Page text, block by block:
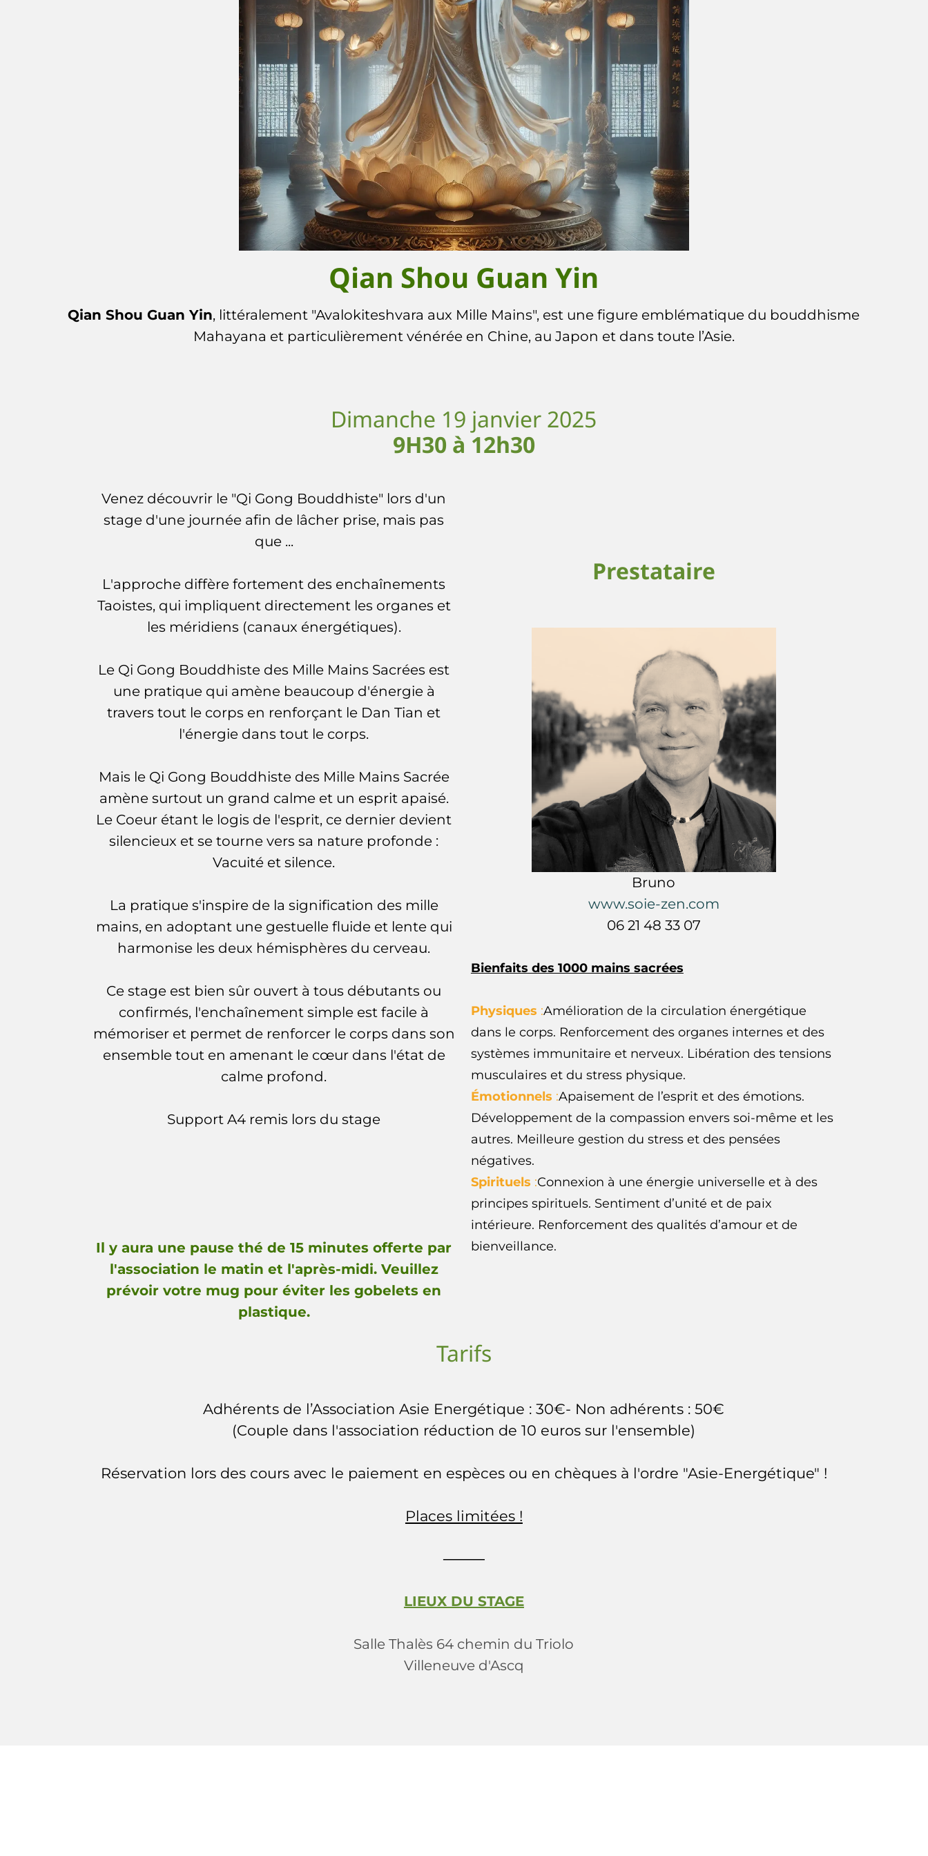
Qian Shou Guan Yin
Qian Shou Guan Yin, littéralement "Avalokiteshvara aux Mille Mains", est une figure emblématique du bouddhisme
Mahayana et particulièrement vénérée en Chine, au Japon et dans toute l’Asie.
Dimanche 19 janvier 2025
9H30 à 12h30
Venez découvrir le "Qi Gong Bouddhiste" lors d'un
stage d'une journée afin de lâcher prise, mais pas
que ...
L'approche diffère fortement des enchaînements
Taoistes, qui impliquent directement les organes et
les méridiens (canaux énergétiques).
Le Qi Gong Bouddhiste des Mille Mains Sacrées est
une pratique qui amène beaucoup d'énergie à
travers tout le corps en renforçant le Dan Tian et
l'énergie dans tout le corps.
Mais le Qi Gong Bouddhiste des Mille Mains Sacrée
amène surtout un grand calme et un esprit apaisé.
Le Coeur étant le logis de l'esprit, ce dernier devient
silencieux et se tourne vers sa nature profonde :
Vacuité et silence.
La pratique s'inspire de la signification des mille
mains, en adoptant une gestuelle fluide et lente qui
harmonise les deux hémisphères du cerveau.
Ce stage est bien sûr ouvert à tous débutants ou
confirmés, l'enchaînement simple est facile à
mémoriser et permet de renforcer le corps dans son
ensemble tout en amenant le cœur dans l'état de
calme profond.
Support A4 remis lors du stage
Il y aura une pause thé de 15 minutes offerte par
l'association le matin et l'après-midi. Veuillez
prévoir votre mug pour éviter les gobelets en
plastique.
Prestataire
Bruno
www.soie-zen.com
06 21 48 33 07
Bienfaits des 1000 mains sacrées
Physiques :Amélioration de la circulation énergétique
dans le corps. Renforcement des organes internes et des
systèmes immunitaire et nerveux. Libération des tensions
musculaires et du stress physique.
Émotionnels :Apaisement de l’esprit et des émotions.
Développement de la compassion envers soi-même et les
autres. Meilleure gestion du stress et des pensées
négatives.
Spirituels :Connexion à une énergie universelle et à des
principes spirituels. Sentiment d’unité et de paix
intérieure. Renforcement des qualités d’amour et de
bienveillance.
Tarifs
Adhérents de l’Association Asie Energétique : 30€- Non adhérents : 50€
(Couple dans l'association réduction de 10 euros sur l'ensemble)
Réservation lors des cours avec le paiement en espèces ou en chèques à l'ordre "Asie-Energétique" !
Places limitées !
────
LIEUX DU STAGE
Salle Thalès 64 chemin du Triolo
Villeneuve d'Ascq